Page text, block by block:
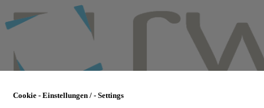
to
main
Cookie - Einstellungen / - Settings